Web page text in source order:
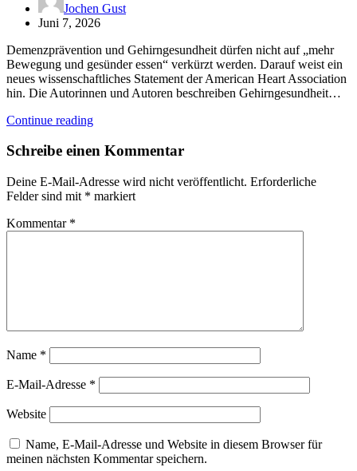
Jochen Gust
Juni 7, 2026
Demenzprävention und Gehirngesundheit dürfen nicht auf „mehr
Bewegung und gesünder essen“ verkürzt werden. Darauf weist ein
neues wissenschaftliches Statement der American Heart Association
hin. Die Autorinnen und Autoren beschreiben Gehirngesundheit…
Continue reading
Schreibe einen Kommentar
Deine E-Mail-Adresse wird nicht veröffentlicht. Erforderliche
Felder sind mit * markiert
Kommentar *
Name *
E-Mail-Adresse *
Website
Name, E-Mail-Adresse und Website in diesem Browser für
meinen nächsten Kommentar speichern.